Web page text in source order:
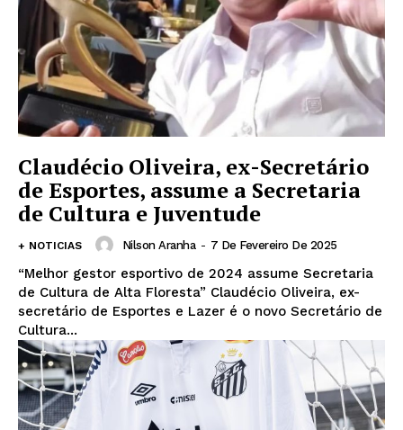
Claudécio Oliveira, ex-Secretário
de Esportes, assume a Secretaria
de Cultura e Juventude
+ NOTICIAS Nilson Aranha - 7 De Fevereiro De 2025
“Melhor gestor esportivo de 2024 assume Secretaria
de Cultura de Alta Floresta” Claudécio Oliveira, ex-
secretário de Esportes e Lazer é o novo Secretário de
Cultura...